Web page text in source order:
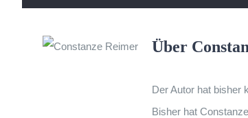
Über
Der Autor hat bisher
Bisher hat